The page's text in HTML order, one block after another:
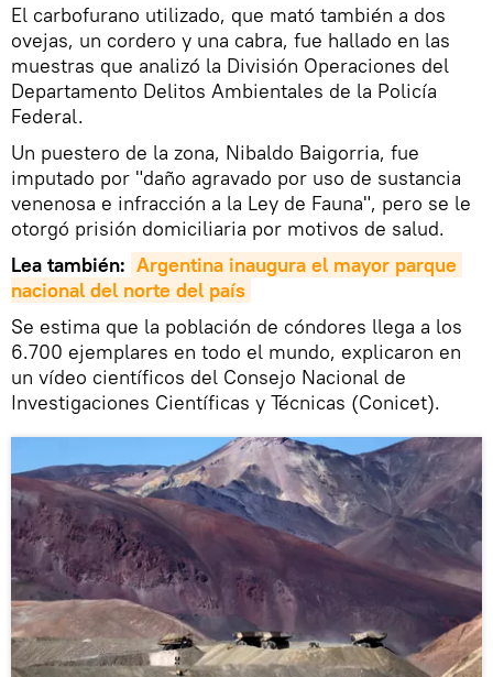
El carbofurano utilizado, que mató también a dos
ovejas, un cordero y una cabra, fue hallado en las
muestras que analizó la División Operaciones del
Departamento Delitos Ambientales de la Policía
Federal.
Un puestero de la zona, Nibaldo Baigorria, fue
imputado por "daño agravado por uso de sustancia
venenosa e infracción a la Ley de Fauna", pero se le
otorgó prisión domiciliaria por motivos de salud.
Lea también: Argentina inaugura el mayor parque
nacional del norte del país
Se estima que la población de cóndores llega a los
6.700 ejemplares en todo el mundo, explicaron en
un vídeo científicos del Consejo Nacional de
Investigaciones Científicas y Técnicas (Conicet).